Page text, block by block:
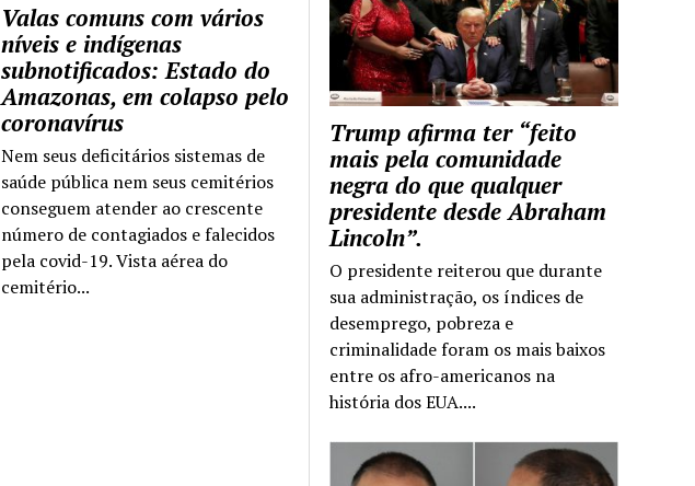
Trump afirma ter “feito
mais pela comunidade
negra do que qualquer
presidente desde Abraham
Lincoln”.
O presidente reiterou que durante
sua administração, os índices de
desemprego, pobreza e
criminalidade foram os mais baixos
entre os afro-americanos na
história dos EUA....
Valas comuns com vários
níveis e indígenas
subnotificados: Estado do
Amazonas, em colapso pelo
coronavírus
Nem seus deficitários sistemas de
saúde pública nem seus cemitérios
conseguem atender ao crescente
número de contagiados e falecidos
pela covid-19. Vista aérea do
cemitério...